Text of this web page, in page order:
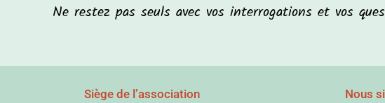
Ne restez pas seuls avec vos interrogations et vos
Siège de l’association Nous